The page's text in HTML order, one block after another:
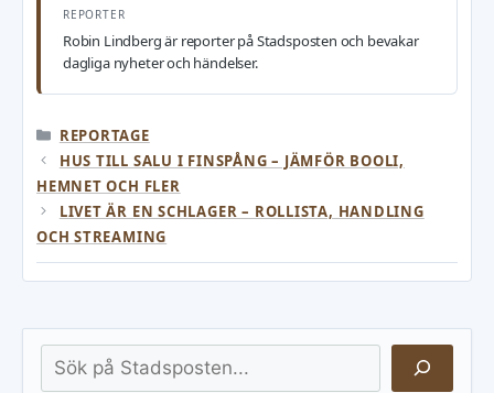
REPORTER
Robin Lindberg är reporter på Stadsposten och bevakar
dagliga nyheter och händelser.
KATEGORIER
REPORTAGE
HUS TILL SALU I FINSPÅNG – JÄMFÖR BOOLI,
HEMNET OCH FLER
LIVET ÄR EN SCHLAGER – ROLLISTA, HANDLING
OCH STREAMING
Sök